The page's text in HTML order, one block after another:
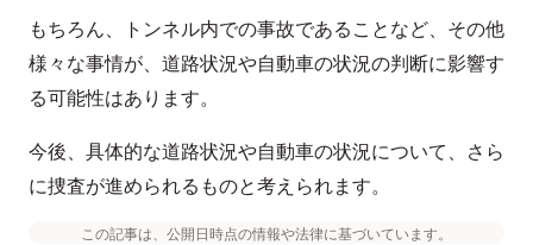
もちろん、トンネル内での事故であることなど、その他
様々な事情が、道路状況や自動車の状況の判断に影響す
る可能性はあります。
今後、具体的な道路状況や自動車の状況について、さら
に捜査が進められるものと考えられます。
この記事は、公開日時点の情報や法律に基づいています。